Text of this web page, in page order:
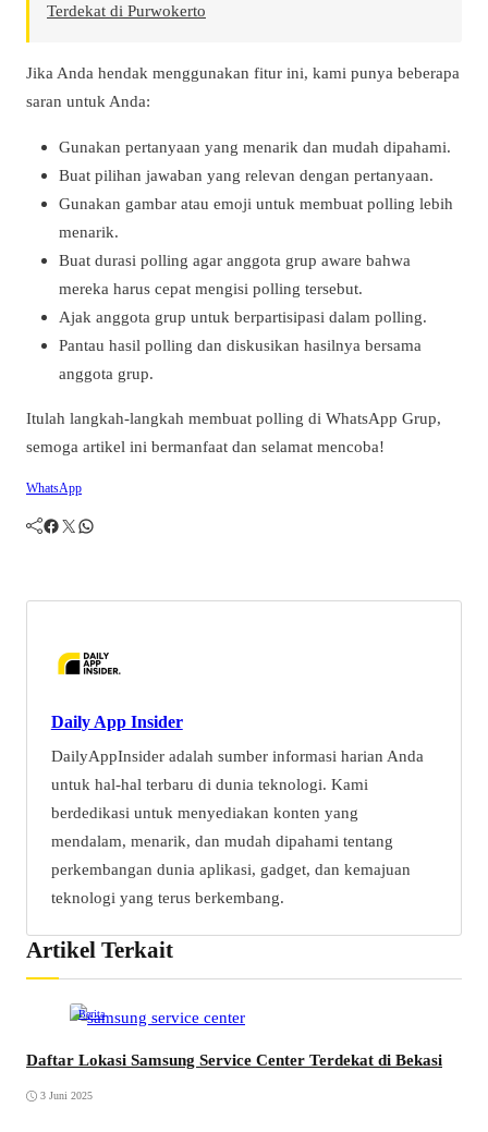
Terdekat di Purwokerto
Jika Anda hendak menggunakan fitur ini, kami punya beberapa
saran untuk Anda:
Gunakan pertanyaan yang menarik dan mudah dipahami.
Buat pilihan jawaban yang relevan dengan pertanyaan.
Gunakan gambar atau emoji untuk membuat polling lebih
menarik.
Buat durasi polling agar anggota grup aware bahwa
mereka harus cepat mengisi polling tersebut.
Ajak anggota grup untuk berpartisipasi dalam polling.
Pantau hasil polling dan diskusikan hasilnya bersama
anggota grup.
Itulah langkah-langkah membuat polling di WhatsApp Grup,
semoga artikel ini bermanfaat dan selamat mencoba!
WhatsApp
Facebook Twitter WhatsApp
Daily App Insider
DailyAppInsider adalah sumber informasi harian Anda
untuk hal-hal terbaru di dunia teknologi. Kami
berdedikasi untuk menyediakan konten yang
mendalam, menarik, dan mudah dipahami tentang
perkembangan dunia aplikasi, gadget, dan kemajuan
teknologi yang terus berkembang.
Artikel Terkait
Berita
Daftar Lokasi Samsung Service Center Terdekat di Bekasi
3 Juni 2025